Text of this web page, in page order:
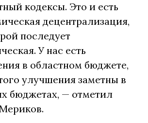
кодексы. Это и есть
децентрализация,
последует
У нас есть
в областном бюджете,
улучшения заметны в
бюджетах, — отметил